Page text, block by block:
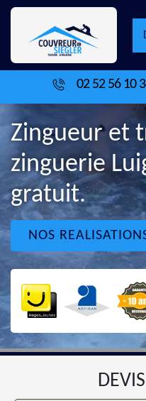
02 52 56 10
Zingueur et
zinguerie
gratuit.
NOS